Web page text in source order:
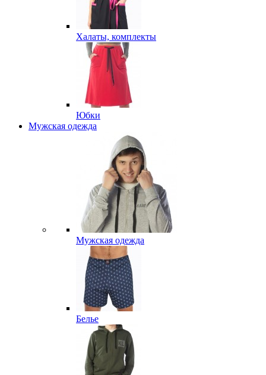
Халаты, комплекты
Юбки
Мужская одежда
Мужская одежда
Белье